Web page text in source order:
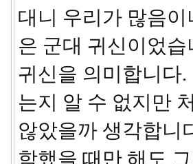
대니 우리가 많음
은 군대 귀신이었
귀신을 의미합니다
는지 알 수 없지만
않았을까 생각합니
학했을 때만 해도